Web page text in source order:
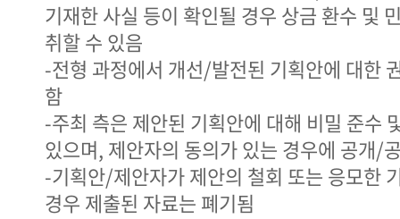
기재한 사실 등이 확인될 경우 상금 환수 및
취할 수 있음
-전형 과정에서 개선/발전된 기획안에 대한
함
-주최 측은 제안된 기획안에 대해 비밀 준수
있으며, 제안자의 동의가 있는 경우에 공개/
-기획안/제안자가 제안의 철회 또는 응모한
경우 제출된 자료는 폐기됨